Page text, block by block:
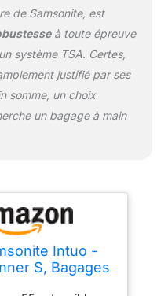
de Samsonite, est
à toute épreuve
système TSA. Certes,
justifié par ses
somme, un choix
un bagage à main
Intuo -
S, Bagages